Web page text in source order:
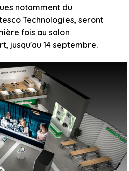
notamment du
Technologies, seront
fois au salon
jusqu'au 14 septembre.